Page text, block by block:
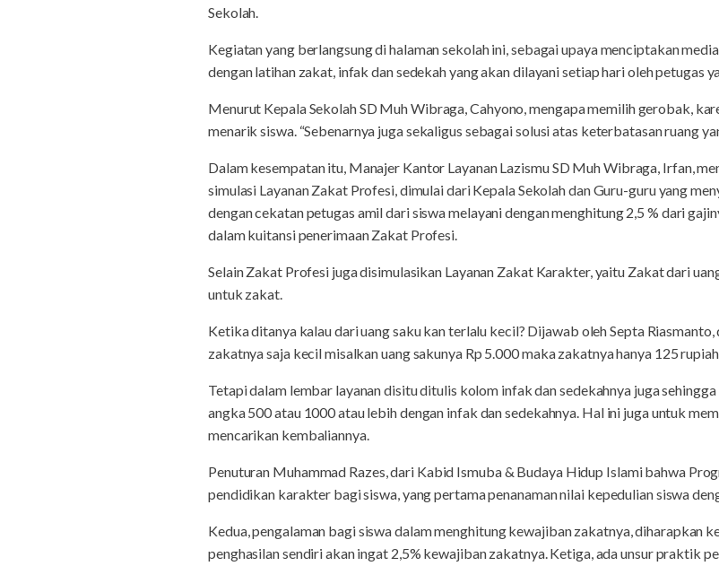
Sekolah.
Kegiatan yang berlangsung di halaman sekolah ini, sebagai upaya menciptakan
dengan latihan zakat, infak dan sedekah yang akan dilayani setiap hari oleh petugas
Menurut Kepala Sekolah SD Muh Wibraga, Cahyono, mengapa memilih gerobak,
menarik siswa. “Sebenarnya juga sekaligus sebagai solusi atas keterbatasan ruang
Dalam kesempatan itu, Manajer Kantor Layanan Lazismu SD Muh Wibraga, Irfan,
simulasi Layanan Zakat Profesi, dimulai dari Kepala Sekolah dan Guru-guru yang
dengan cekatan petugas amil dari siswa melayani dengan menghitung 2,5 % dari
dalam kuitansi penerimaan Zakat Profesi.
Selain Zakat Profesi juga disimulasikan Layanan Zakat Karakter, yaitu Zakat dari
untuk zakat.
Ketika ditanya kalau dari uang saku kan terlalu kecil? Dijawab oleh Septa
zakatnya saja kecil misalkan uang sakunya Rp 5.000 maka zakatnya hanya 125
Tetapi dalam lembar layanan disitu ditulis kolom infak dan sedekahnya juga
angka 500 atau 1000 atau lebih dengan infak dan sedekahnya. Hal ini juga untuk
mencarikan kembaliannya.
Penuturan Muhammad Razes, dari Kabid Ismuba & Budaya Hidup Islami bahwa
pendidikan karakter bagi siswa, yang pertama penanaman nilai kepedulian siswa
Kedua, pengalaman bagi siswa dalam menghitung kewajiban zakatnya, diharapkan
penghasilan sendiri akan ingat 2,5% kewajiban zakatnya. Ketiga, ada unsur praktik